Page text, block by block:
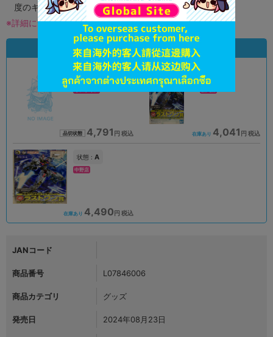
度のキズがある場合がございます。
※詳細につきましてはコチラ
状態違いの同一商品
状態 :A
品切状態 4,791 円 税込
状態 :
在庫あり 4,041 円 税込
状態 : A
中野店
在庫あり 4,490 円 税込
JANコード
商品番号 L07846006
商品カテゴリ グッズ
発売日 2024年08月23日